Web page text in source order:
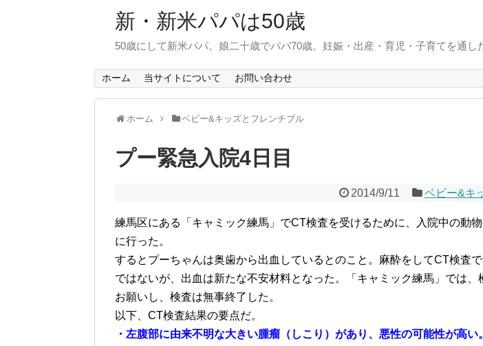
新・新米パパは50歳
50歳にして新米パパ。娘二十歳でパパ70歳。妊娠・出産・育児・子育てを通し
ホーム 当サイトについて お問い合わせ
ホーム ベビー&キッズとフレンチブル
プー緊急入院4日目
2014/9/11 ベビー&キ
練馬区にある「キャミック練馬」でCT検査を受けるために、入院中の動
に行った。
するとプーちゃんは奥歯から出血しているとのこと。麻酔をしてCT検査
ではないが、出血は新たな不安材料となった。「キャミック練馬」では、
お願いし、検査は無事終了した。
以下、CT検査結果の要点だ。
・左腹部に由来不明な大きい腫瘤（しこり）があり、悪性の可能性が高い